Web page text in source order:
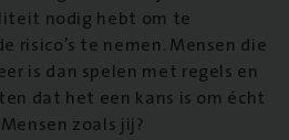
nodig hebt om te
risico’s te nemen. Mensen die
is dan spelen met regels en
dat het een kans is om écht
zoals jij?